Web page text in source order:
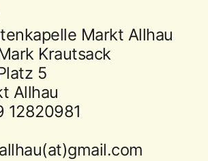
Markt Allhau
Krautsack
5
Allhau
12820981